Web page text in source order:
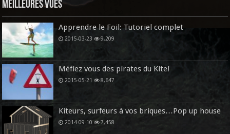
Meilleures vues
Apprendre le Foil: Tutoriel complet
2015-03-23 9,209
Méfiez vous des pirates du Kite!
2015-05-21 8,647
Kiteurs, surfeurs à vos briques…Pop up house
2014-09-10 7,458